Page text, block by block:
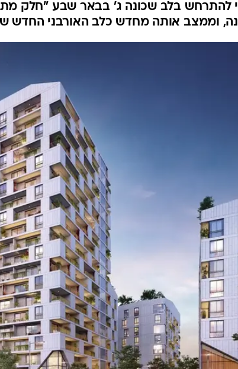
להתרחש בלב שכונה ג' בבאר שבע "חלק
וממצב אותה מחדש כלב האורבני החדש